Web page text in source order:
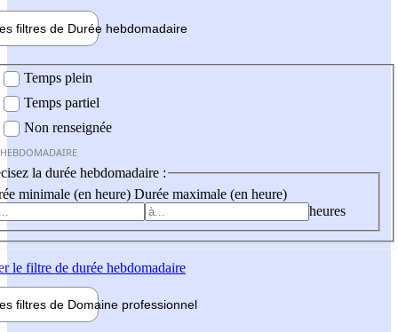
filtres de Durée hebdomadaire
Temps plein
Temps partiel
Non renseignée
la durée hebdomadaire :
minimale (en heure) Durée maximale (en heure)
heures
le filtre de durée hebdomadaire
filtres de Domaine professionnel